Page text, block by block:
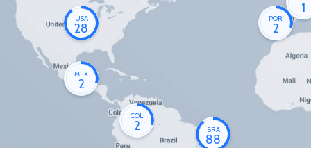
USA
28
MEX
2
COL
2 BRA
88
POR
2
1